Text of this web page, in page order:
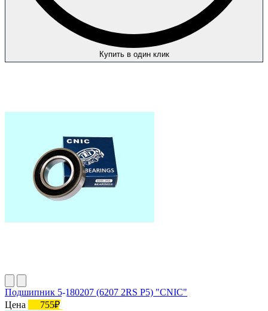
Купить в один клик
Подшипник 5-180207 (6207 2RS P5) "CNIC"
Цена
755₽